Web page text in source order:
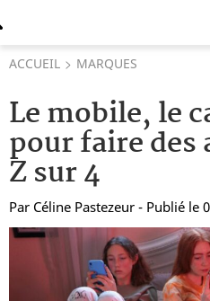
ACCUEIL MARQUES
Le mobile, le
pour faire des
Z sur 4
Par Céline Pastezeur - Publié le